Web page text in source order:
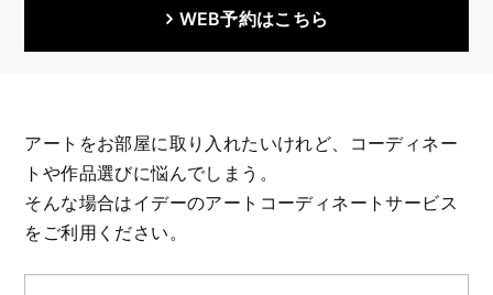
WEB予約はこちら
アートをお部屋に取り入れたいけれど、コーディネー
トや作品選びに悩んでしまう。
そんな場合はイデーのアートコーディネートサービス
をご利用ください。